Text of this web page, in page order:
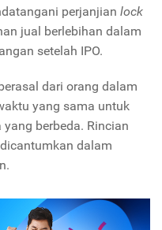
perjanjian lock
jual berlebihan dalam
setelah IPO.
dari orang dalam
yang sama untuk
berbeda. Rincian
dalam